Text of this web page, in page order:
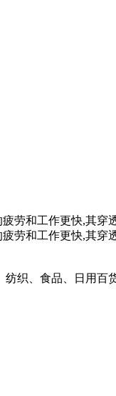
劳和工作更快,其
劳和工作更快,其
织、食品、日用